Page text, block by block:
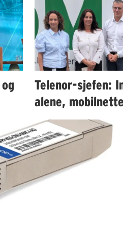
Telenor-sjefen:
alene,